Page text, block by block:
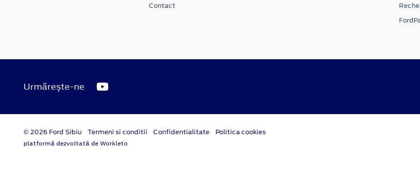
Contact
Urmărește-ne
© 2026 Ford Sibiu Termeni si conditii Confidentialitate Politica cookies
platformă dezvoltată de Workleto